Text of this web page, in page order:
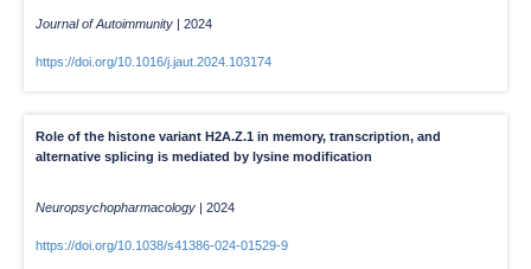
Journal of Autoimmunity | 2024
https://doi.org/10.1016/j.jaut.2024.103174
Role of the histone variant H2A.Z.1 in memory, transcription, and
alternative splicing is mediated by lysine modification
Neuropsychopharmacology | 2024
https://doi.org/10.1038/s41386-024-01529-9